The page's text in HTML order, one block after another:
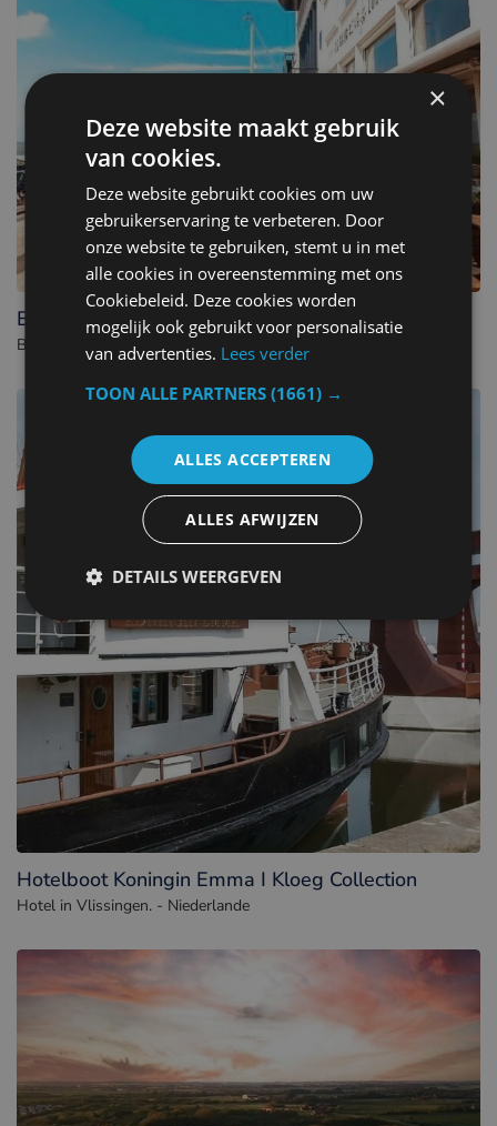
Belgische Loodsensociëteit
Boutique hotel in Vlissingen. - Niederlande
Hotelboot Koningin Emma I Kloeg Collection
Hotel in Vlissingen. - Niederlande
×
Deze website maakt gebruik
van cookies.
Deze website gebruikt cookies om uw
gebruikerservaring te verbeteren. Door
onze website te gebruiken, stemt u in met
alle cookies in overeenstemming met ons
Cookiebeleid. Deze cookies worden
mogelijk ook gebruikt voor personalisatie
van advertenties. Lees verder
TOON ALLE PARTNERS(1661) →
ALLES ACCEPTEREN
ALLES AFWIJZEN
DETAILS WEERGEVEN